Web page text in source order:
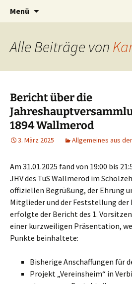
TuS 1894 e.V.
Menü
Alle Beiträge von
Bericht über die
1894 Wallmerod
3. März 2025 Allgemeines aus
Am 31.01.2025 fand von 19:00 bis
JHV des TuS Wallmerod im
offiziellen Begrüßung, der Ehrung
Mitglieder und der Feststellung
erfolgte der Bericht des 1.
einer kurzweiligen Präsentation,
Punkte beinhaltete:
Bisherige Anschaffungen für
Projekt „Vereinsheim“ in